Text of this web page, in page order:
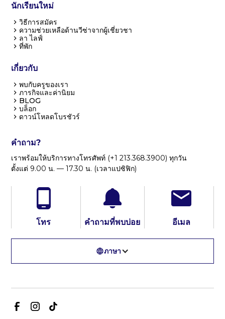
นักเรียนใหม่
วิธีการสมัคร
ความช่วยเหลือด้านวีซ่าจากผู้เชี่ยวชา
ลา ไลฟ์
ที่พัก
เกี่ยวกับ
พบกับครูของเรา
ภารกิจและค่านิยม
BLOG
บล็อก
ดาวน์โหลดโบรชัวร์
คำถาม?
เราพร้อมให้บริการทางโทรศัพท์ (+1 213.368.3900) ทุกวัน
ตั้งแต่ 9.00 น. — 17.30 น. (เวลาแปซิฟิก)
โทร คำถามที่พบบ่อย อีเมล
ภาษา